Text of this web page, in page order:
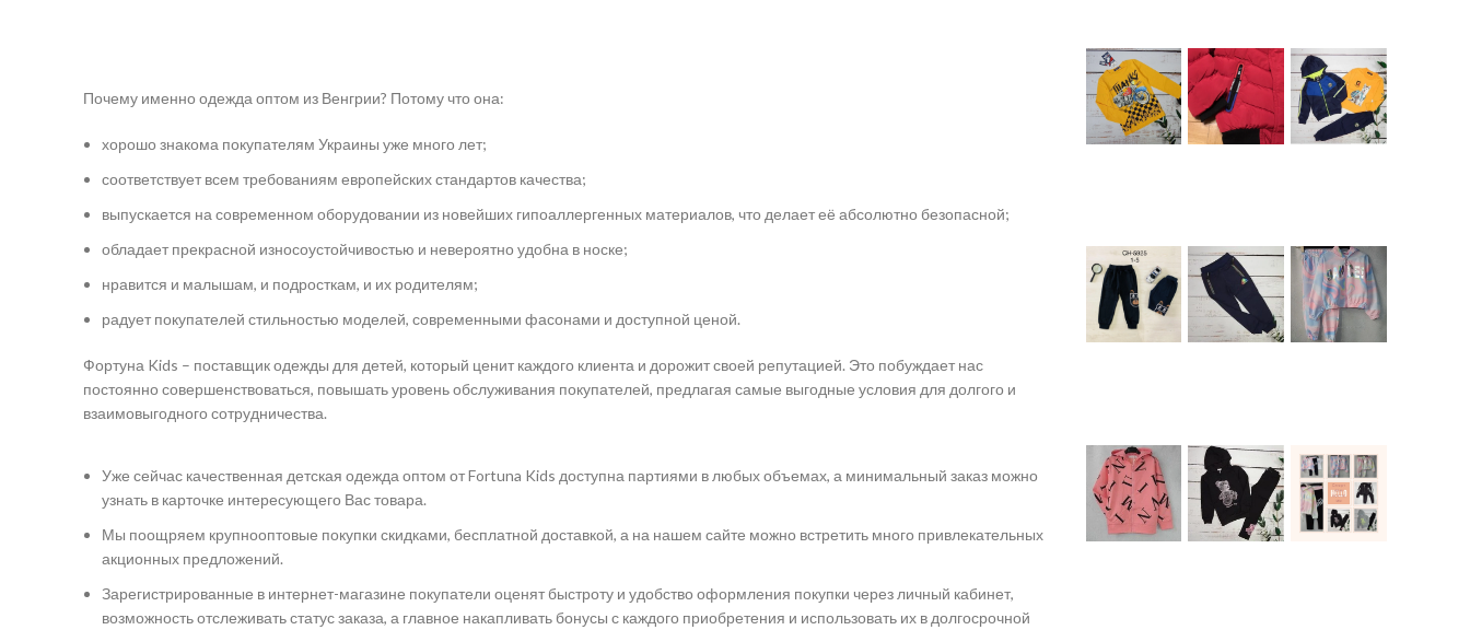
Почему именно одежда оптом из Венгрии? Потому что она:
хорошо знакома покупателям Украины уже много лет;
соответствует всем требованиям европейских стандартов качества;
выпускается на современном оборудовании из новейших гипоаллергенных материалов, что делает её абсолютно безопасной;
обладает прекрасной износоустойчивостью и невероятно удобна в носке;
нравится и малышам, и подросткам, и их родителям;
радует покупателей стильностью моделей, современными фасонами и доступной ценой.
Фортуна Kids – поставщик одежды для детей, который ценит каждого клиента и дорожит своей репутацией. Это побуждает нас
постоянно совершенствоваться, повышать уровень обслуживания покупателей, предлагая самые выгодные условия для долгого и
взаимовыгодного сотрудничества.
Уже сейчас качественная детская одежда оптом от Fortuna Kids доступна партиями в любых объемах, а минимальный заказ можно
узнать в карточке интересующего Вас товара.
Мы поощряем крупнооптовые покупки скидками, бесплатной доставкой, а на нашем сайте можно встретить много привлекательных
акционных предложений.
Зарегистрированные в интернет-магазине покупатели оценят быстроту и удобство оформления покупки через личный кабинет,
возможность отслеживать статус заказа, а главное накапливать бонусы с каждого приобретения и использовать их в долгосрочной